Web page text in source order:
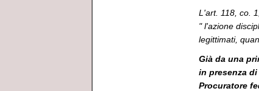
L'art. 118, co.
" l'azione
legittimati,
Già da una
in presenza
Procuratore